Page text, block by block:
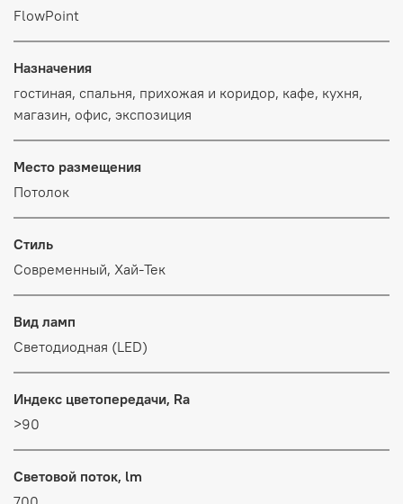
FlowPoint
Назначения
гостиная, спальня, прихожая и коридор, кафе, кухня,
магазин, офис, экспозиция
Место размещения
Потолок
Стиль
Современный, Хай-Тек
Вид ламп
Светодиодная (LED)
Индекс цветопередачи, Ra
>90
Световой поток, lm